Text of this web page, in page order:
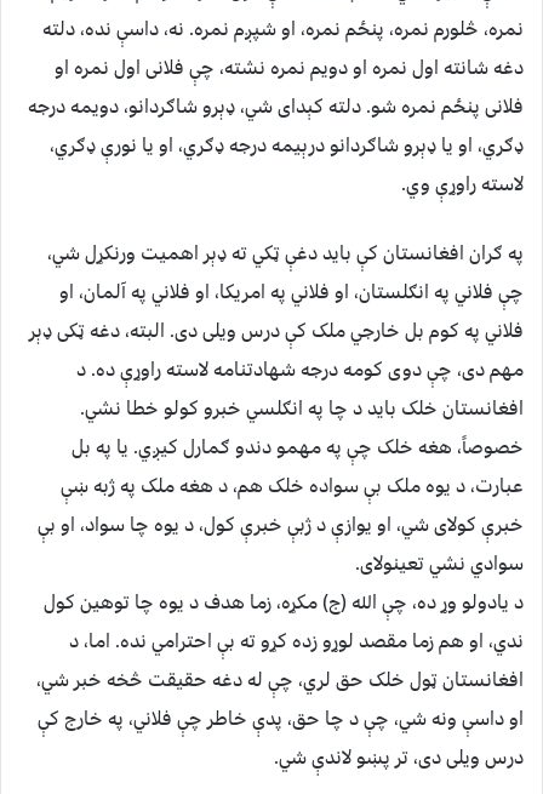
نمره، څلورم نمره، پنځم نمره، او شپږم نمره. نه، داسې نده، دلته
دغه شانته اول نمره او دویم نمره نشته، چې فلانی اول نمره او
فلانی پنځم نمره شو. دلته کېدای شي، ډېرو شاګردانو، دویمه درجه
ډګري، او یا ډېرو شاګردانو درېیمه درجه ډګري، او یا نورې ډګري،
لاسته راوړې وي.
په ګران افغانستان کې باید دغې ټکي ته ډېر اهمیت ورنکړل شي،
چې فلاني په انګلستان، او فلاني په امریکا، او فلاني په آلمان، او
فلاني په کوم بل خارجي ملک کې درس ویلی دی. البته، دغه ټکی ډېر
مهم دی، چې دوی کومه درجه شهادتنامه لاسته راوړې ده. د
افغانستان خلک باید د چا په انګلسي خبرو کولو خطا نشي.
خصوصاً، هغه خلک چې په مهمو دندو ګمارل کیږي. یا په بل
عبارت، د یوه ملک بې سواده خلک هم، د هغه ملک په ژبه ښې
خبرې کولای شي، او یوازې د ژبې خبرې کول، د یوه چا سواد، او بې
سوادي نشي تعینولای.
د یادولو وړ ده، چې الله (ج) مکړه، زما هدف د یوه چا توهین کول
ندي، او هم زما مقصد لوړو زده کړو ته بې احترامي نده. اما، د
افغانستان ټول خلک حق لري، چې له دغه حقیقت څخه خبر شي،
او داسې ونه شي، چې د چا حق، پدې خاطر چې فلاني، په خارج کې
درس ویلی دی، تر پښو لاندې شي.